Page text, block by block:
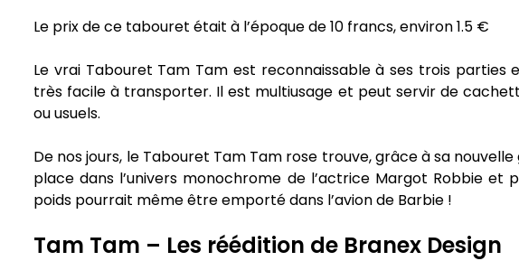
Le prix de ce tabouret était à l’époque de 10 francs, environ 1.5 €
Le vrai Tabouret Tam Tam est reconnaissable à ses trois parties
très facile à transporter. Il est multiusage et peut servir de
ou usuels.
De nos jours, le Tabouret Tam Tam rose trouve, grâce à sa
place dans l’univers monochrome de l’actrice Margot Robbie et
poids pourrait même être emporté dans l’avion de Barbie !
Tam Tam – Les réédition de Branex Design